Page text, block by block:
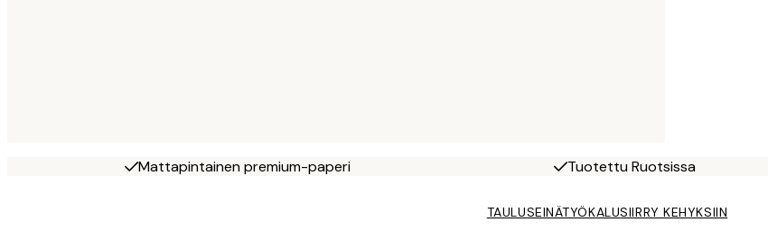
Mattapintainen premium-paperi Tuotettu Ruotsissa
TAULUSEINÄTYÖKALUSIIRRY KEHYKSIIN